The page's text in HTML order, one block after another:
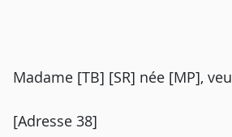
Madame [TB] [SR] née [MP],
[Adresse 38]